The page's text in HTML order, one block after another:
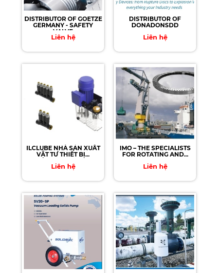
DISTRIBUTOR OF GOETZE
GERMANY - SAFETY
VALVE
Liên hệ
DISTRIBUTOR OF
DONADONSDD
Liên hệ
ILCLUBE NHÀ SẢN XUẤT
VẬT TƯ THIẾT BỊ...
Liên hệ
IMO – THE SPECIALISTS
FOR ROTATING AND...
Liên hệ